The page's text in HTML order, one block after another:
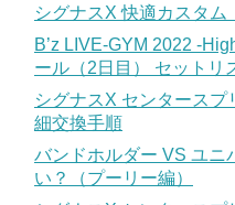
シグナスX 快適カスタム
B’z LIVE-GYM 2022 -
ール（2日目） セットリ
シグナスX センタース
細交換手順
バンドホルダー VS ユニ
い？（プーリー編）